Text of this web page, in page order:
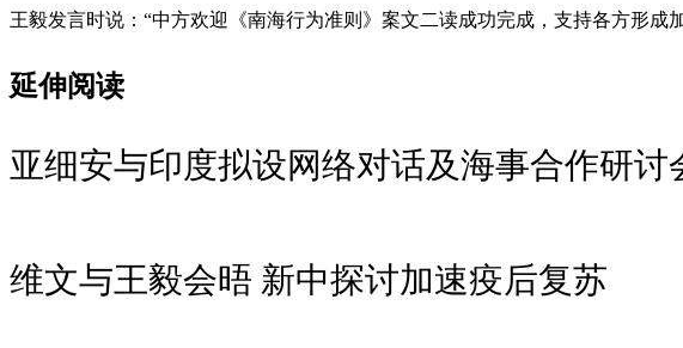
王毅发言时说：“中方欢迎《南海行为准则》案文二读成功完成，支持各方形
延伸阅读
亚细安与印度拟设网络对话及海事合作研讨
维文与王毅会晤 新中探讨加速疫后复苏